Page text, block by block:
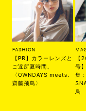
FASHION
【PR】カラーレンズと
ご近所夏時間。
〈OWNDAYS meets.
齋藤飛鳥〉
【
号
集
鳥